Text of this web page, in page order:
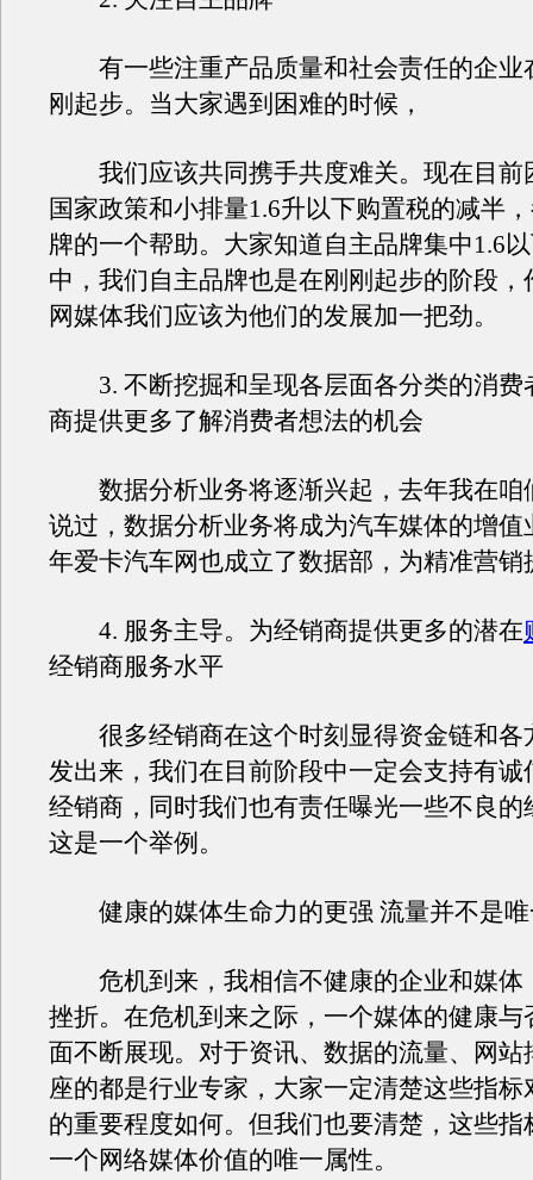
有一些注重产品质量和社会责任的企业
刚起步。当大家遇到困难的时候，
我们应该共同携手共度难关。现在目前
国家政策和小排量1.6升以下购置税的减半
牌的一个帮助。大家知道自主品牌集中1.6
中，我们自主品牌也是在刚刚起步的阶段，
网媒体我们应该为他们的发展加一把劲。
3. 不断挖掘和呈现各层面各分类的消费
商提供更多了解消费者想法的机会
数据分析业务将逐渐兴起，去年我在咱
说过，数据分析业务将成为汽车媒体的增值
年爱卡汽车网也成立了数据部，为精准营销
4. 服务主导。为经销商提供更多的潜在
经销商服务水平
很多经销商在这个时刻显得资金链和各
发出来，我们在目前阶段中一定会支持有诚
经销商，同时我们也有责任曝光一些不良的
这是一个举例。
健康的媒体生命力的更强 流量并不是唯
危机到来，我相信不健康的企业和媒体
挫折。在危机到来之际，一个媒体的健康与
面不断展现。对于资讯、数据的流量、网站
座的都是行业专家，大家一定清楚这些指标
的重要程度如何。但我们也要清楚，这些指
一个网络媒体价值的唯一属性。